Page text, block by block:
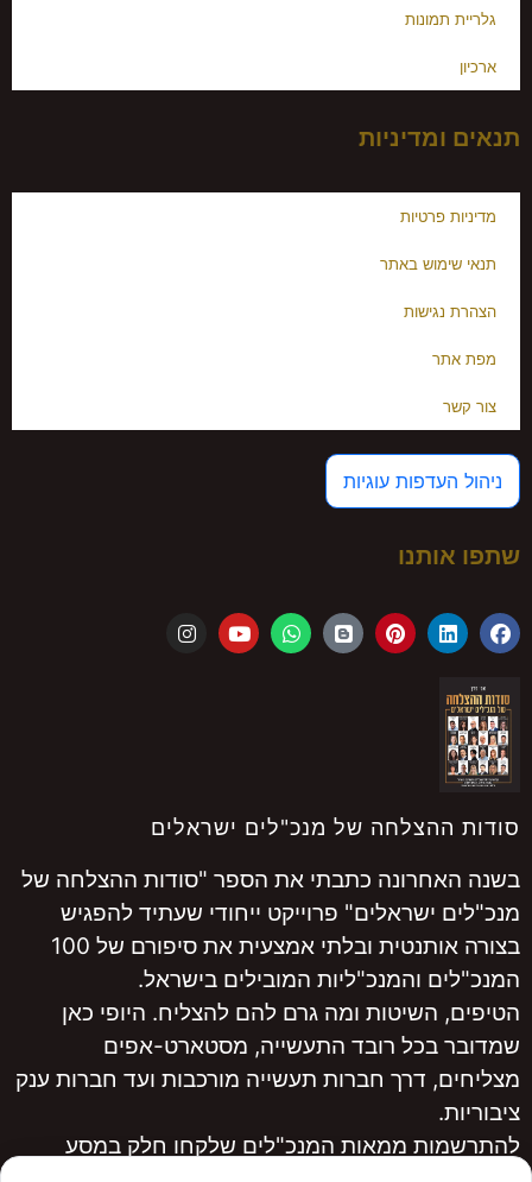
גלריית תמונות
ארכיון
תנאים ומדיניות
מדיניות פרטיות
תנאי שימוש באתר
הצהרת נגישות
מפת אתר
צור קשר
ניהול העדפות עוגיות
שתפו אותנו
סודות ההצלחה של מנכ"לים ישראלים
בשנה האחרונה כתבתי את הספר "סודות ההצלחה של
מנכ"לים ישראלים" פרוייקט ייחודי שעתיד להפגיש
בצורה אותנטית ובלתי אמצעית את סיפורם של 100
המנכ"לים והמנכ"ליות המובילים בישראל.
הטיפים, השיטות ומה גרם להם להצליח. היופי כאן
שמדובר בכל רובד התעשייה, מסטארט-אפים
מצליחים, דרך חברות תעשייה מורכבות ועד חברות ענק
ציבוריות.
להתרשמות ממאות המנכ"לים שלקחו חלק במסע